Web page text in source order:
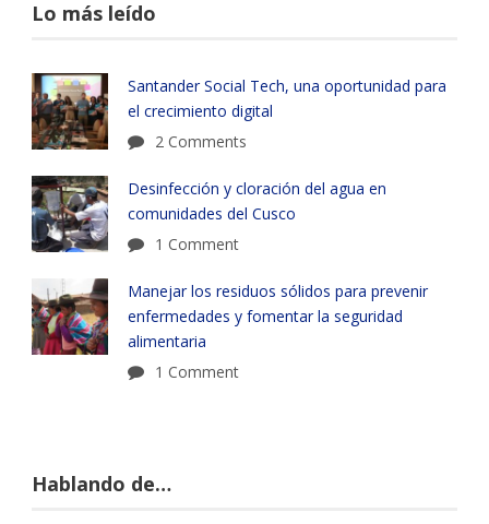
Lo más leído
Santander Social Tech, una oportunidad para
el crecimiento digital
2 Comments
Desinfección y cloración del agua en
comunidades del Cusco
1 Comment
Manejar los residuos sólidos para prevenir
enfermedades y fomentar la seguridad
alimentaria
1 Comment
Hablando de…